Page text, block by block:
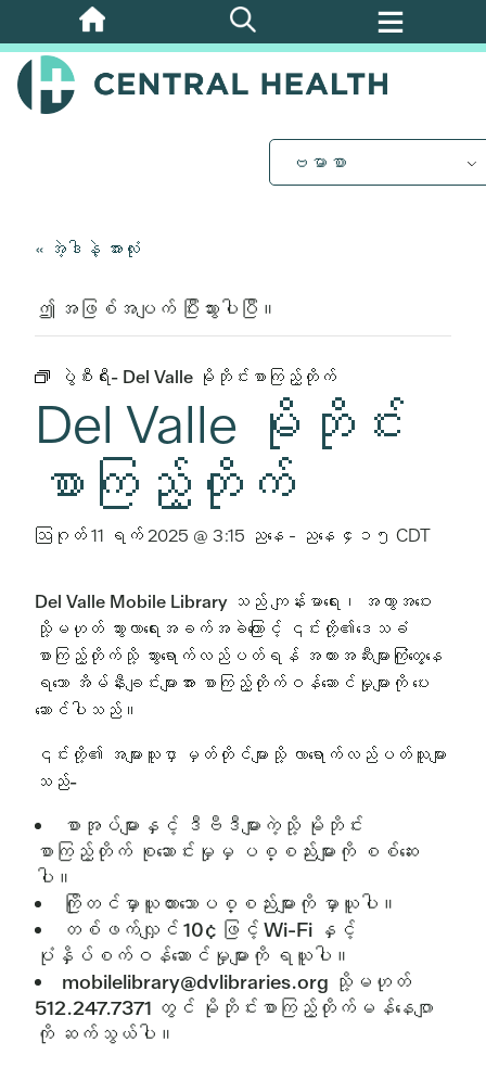
အဓိက
အကြောင်းအရာ
သို့
ဗမာစာ
« အဲ့ဒါနဲ့ အားလုံး
ဤ အဖြစ်အပျက် ပြီးသွားပါပြီ။
ပွဲစီးရီး- Del Valle မိုဘိုင်းစာကြည့်တိုက်
Del Valle မိုဘိုင်း
စာကြည့်တိုက်
ဩဂုတ် 11 ရက် 2025 @ 3:15 ညနေ - ညနေ ၄း၁၅ CDT
Del Valle Mobile Library သည် ကျန်းမာရေး၊ အကွာအဝေး
သို့မဟုတ် သွားလာရေးအခက်အခဲကြောင့် ၎င်းတို့၏ဒေသခံ
စာကြည့်တိုက်သို့ သွားရောက်လည်ပတ်ရန် အတားအဆီးများကြုံတွေ့နေ
ရသော အိမ်နီးချင်းများအား စာကြည့်တိုက်ဝန်ဆောင်မှုများကို ပေး
ဆောင်ပါသည်။
၎င်းတို့၏ အများသူငှာ မှတ်တိုင်များသို့ လာရောက်လည်ပတ်သူများ
သည်-
စာအုပ်များနှင့် ဒီဗီဒီများကဲ့သို့ မိုဘိုင်း
စာကြည့်တိုက် စုဆောင်းမှုမှ ပစ္စည်းများကို စစ်ဆေး
ပါ။
ကြိုတင်မှာယူထားသောပစ္စည်းများကို မှာယူပါ။
တစ်ဖက်လျှင် 10¢ ဖြင့် Wi-Fi နှင့်
ပုံနှိပ်စက်ဝန်ဆောင်မှုများကို ရယူပါ။
mobilelibrary@dvlibraries.org သို့မဟုတ်
512.247.7371 တွင် မိုဘိုင်းစာကြည့်တိုက်မန်နေဂျာ
ကို ဆက်သွယ်ပါ။